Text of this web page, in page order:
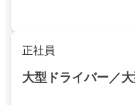
正社員
大型ドライバー／